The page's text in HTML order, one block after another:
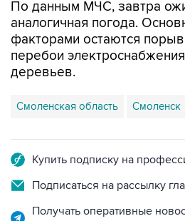
факторами остаются
перебои
деревьев.
Смоленская область
Подписаться на рассылку
Получать оперативные
канале